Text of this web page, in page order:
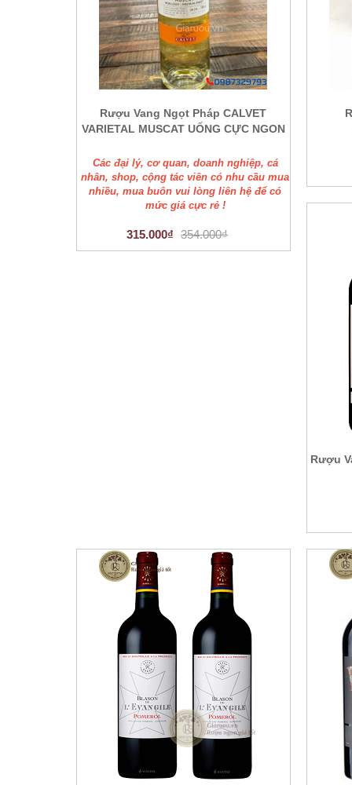
Rượu Vang Ngọt Pháp CALVET
VARIETAL MUSCAT UỐNG CỰC NGON
Các đại lý, cơ quan, doanh nghiệp, cá
nhân, shop, cộng tác viên có nhu cầu mua
nhiều, mua buôn vui lòng liên hệ để có
mức giá cực rẻ !
315.000₫ 354.000₫
Rượu